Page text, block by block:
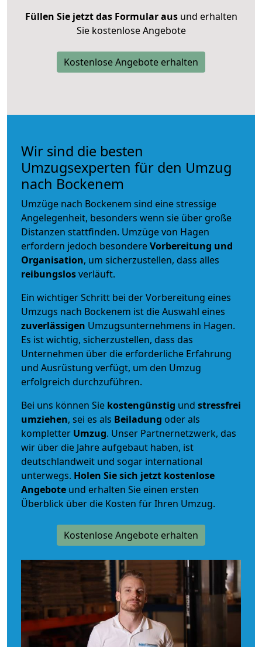
Füllen Sie jetzt das Formular ausund erhalten
Sie kostenlose Angebote
Kostenlose Angebote erhalten
Wir sind die besten
Umzugsexperten für den Umzug
nach Bockenem
Umzüge nach Bockenem sind eine stressige
Angelegenheit, besonders wenn sie über große
Distanzen stattfinden. Umzüge von Hagen
erfordern jedoch besondereVorbereitung und
Organisation, um sicherzustellen, dass alles
reibungslosverläuft.
Ein wichtiger Schritt bei der Vorbereitung eines
Umzugs nach Bockenem ist die Auswahl eines
zuverlässigen Umzugsunternehmens in Hagen.
Es ist wichtig, sicherzustellen, dass das
Unternehmen über die erforderliche Erfahrung
und Ausrüstung verfügt, um den Umzug
erfolgreich durchzuführen.
Bei uns können Sie kostengünstig und stressfrei
umziehen, sei es als Beiladung oder als
kompletter Umzug. Unser Partnernetzwerk, das
wir über die Jahre aufgebaut haben, ist
deutschlandweit und sogar international
unterwegs. Holen Sie sich jetzt kostenlose
Angebote und erhalten Sie einen ersten
Überblick über die Kosten für Ihren Umzug.
Kostenlose Angebote erhalten